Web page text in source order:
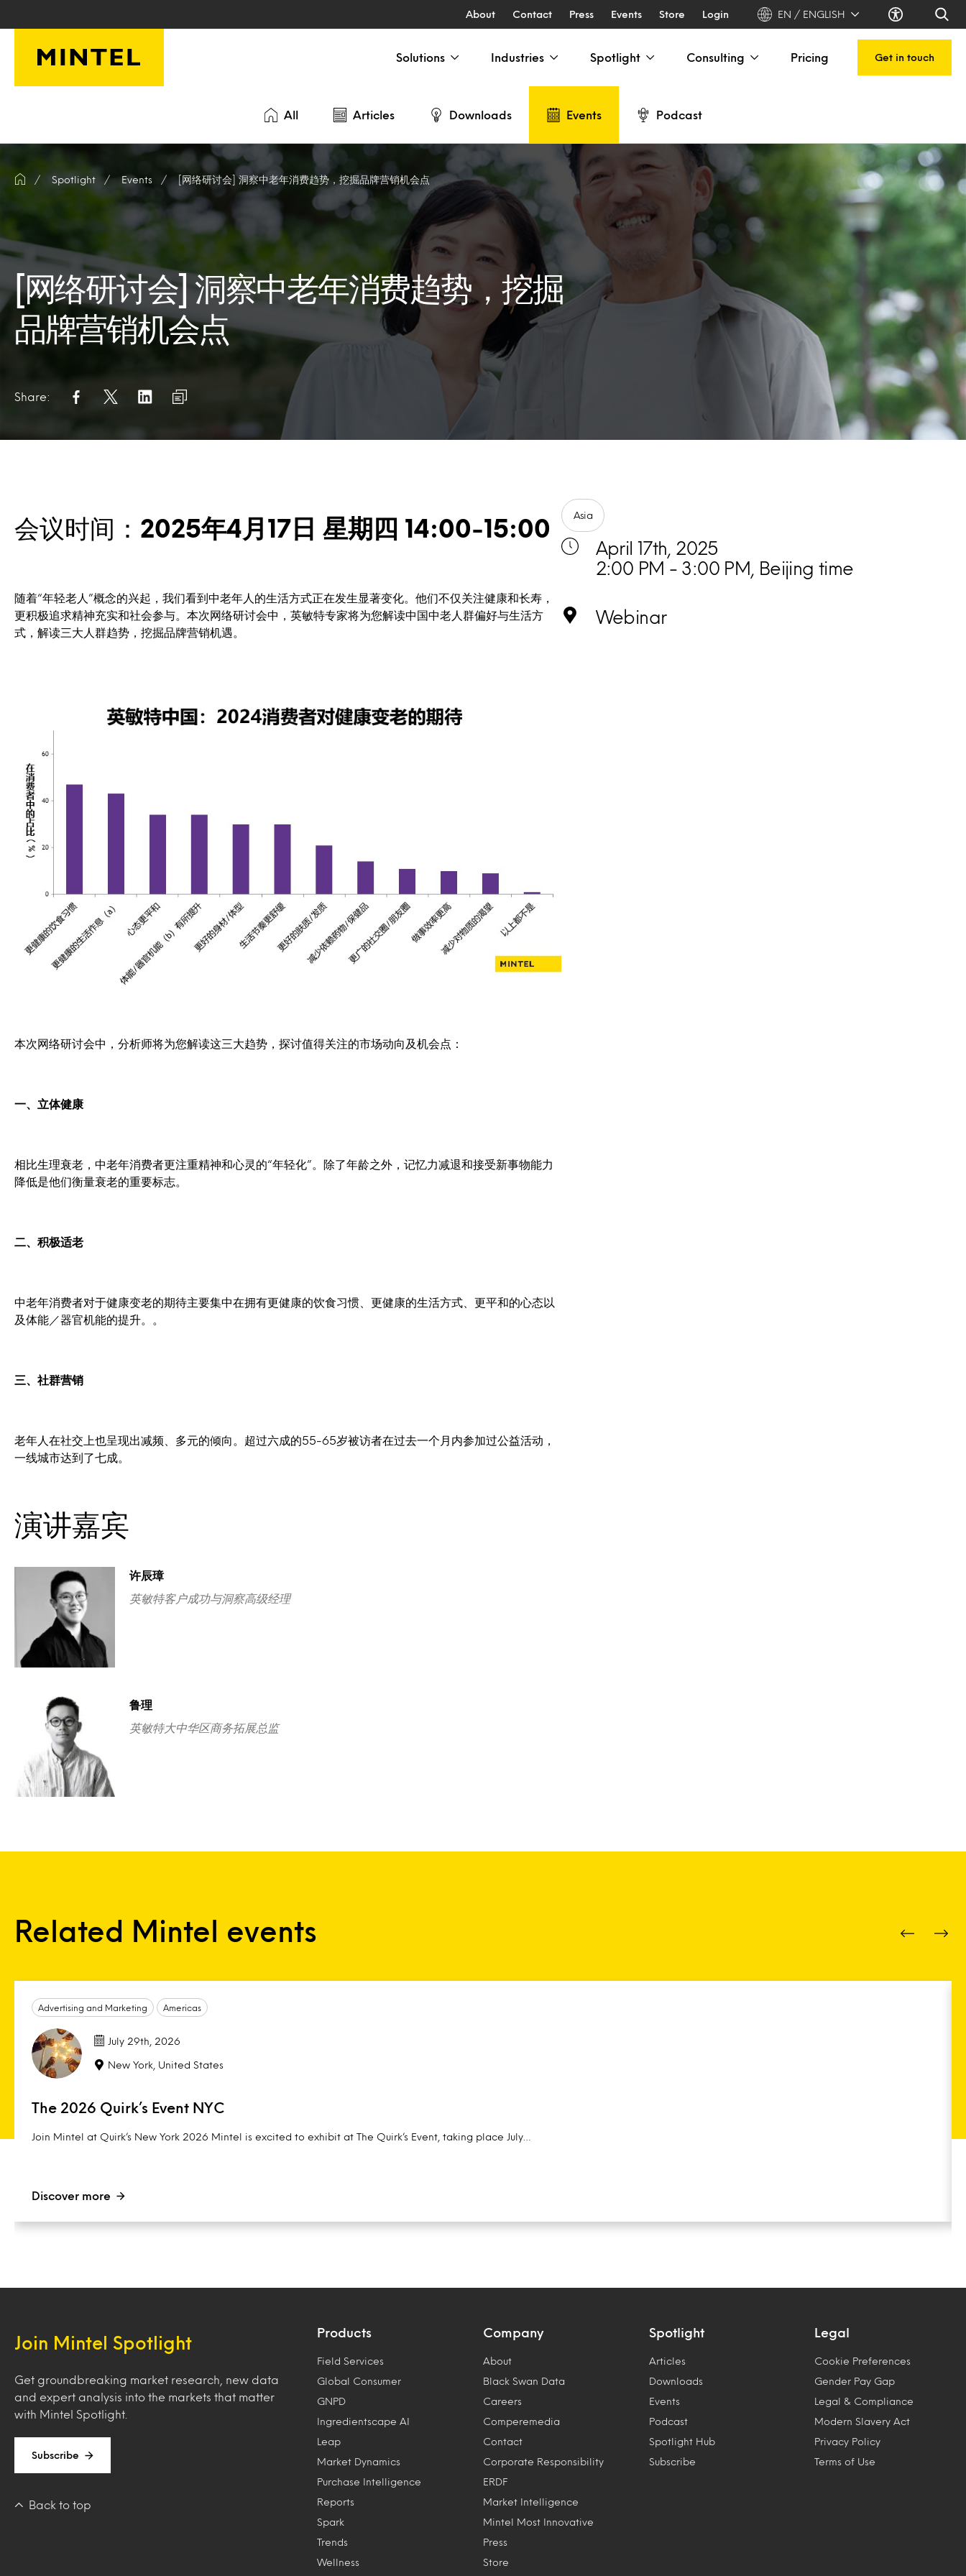
About Contact Press Events Store Login EN / ENGLISH
Solutions Industries Spotlight Consulting Pricing Get in touch
All Articles Downloads Events Podcast
Spotlight Events [网络研讨会] 洞察中老年消费趋势，挖掘品牌营销机会点
[网络研讨会] 洞察中老年消费趋势，挖掘
品牌营销机会点
Share:
会议时间： 2025年4月17日 星期四 14:00-15:00
随着“年轻老人”概念的兴起，我们看到中老年人的生活方式正在发生显著变化。他们不仅关注健康和长寿，
更积极追求精神充实和社会参与。本次网络研讨会中，英敏特专家将为您解读中国中老人群偏好与生活方
式，解读三大人群趋势，挖掘品牌营销机遇。
本次网络研讨会中，分析师将为您解读这三大趋势，探讨值得关注的市场动向及机会点：
一、立体健康
相比生理衰老，中老年消费者更注重精神和心灵的“年轻化”。除了年龄之外，记忆力减退和接受新事物能力
降低是他们衡量衰老的重要标志。
二、积极适老
中老年消费者对于健康变老的期待主要集中在拥有更健康的饮食习惯、更健康的生活方式、更平和的心态以
及体能／器官机能的提升。。
三、社群营销
老年人在社交上也呈现出减频、多元的倾向。超过六成的55-65岁被访者在过去一个月内参加过公益活动，
一线城市达到了七成。
演讲嘉宾
许辰璋
英敏特客户成功与洞察高级经理
鲁理
英敏特大中华区商务拓展总监
Asia
April 17th, 2025
2:00 PM - 3:00 PM, Beijing time
Webinar
Related Mintel events
Advertising and Marketing Americas
July 29th, 2026
New York, United States
The 2026 Quirk’s Event NYC
Join Mintel at Quirk’s New York 2026 Mintel is excited to exhibit at The Quirk’s Event, taking place July…
Discover more
Join Mintel Spotlight
Get groundbreaking market research, new data
and expert analysis into the markets that matter
with Mintel Spotlight.
Subscribe
Back to top
Products
Field Services
Global Consumer
GNPD
Ingredientscape AI
Leap
Market Dynamics
Purchase Intelligence
Reports
Spark
Trends
Wellness
Company
About
Black Swan Data
Careers
Comperemedia
Contact
Corporate Responsibility
ERDF
Market Intelligence
Mintel Most Innovative
Press
Store
Spotlight
Articles
Downloads
Events
Podcast
Spotlight Hub
Subscribe
Legal
Cookie Preferences
Gender Pay Gap
Legal & Compliance
Modern Slavery Act
Privacy Policy
Terms of Use